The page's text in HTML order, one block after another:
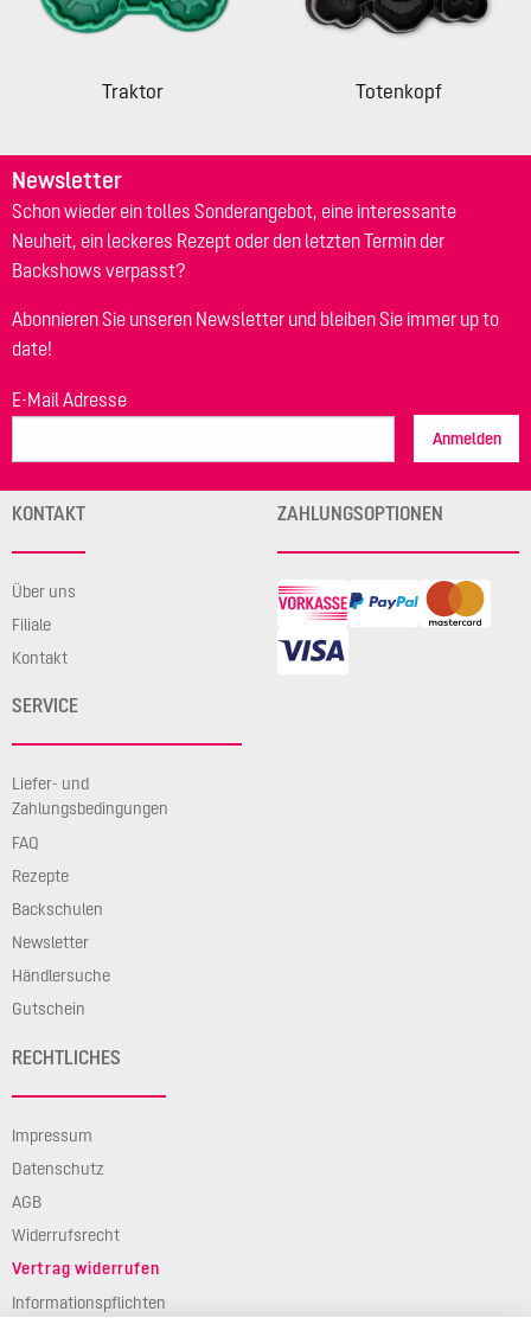
Traktor Totenkopf
Newsletter
Schon wieder ein tolles Sonderangebot, eine interessante
Neuheit, ein leckeres Rezept oder den letzten Termin der
Backshows verpasst?
Abonnieren Sie unseren Newsletter und bleiben Sie immer up to
date!
E-Mail Adresse
Anmelden
KONTAKT
Über uns
Filiale
Kontakt
SERVICE
Liefer- und
Zahlungsbedingungen
FAQ
Rezepte
Backschulen
Newsletter
Händlersuche
Gutschein
RECHTLICHES
Impressum
Datenschutz
AGB
Widerrufsrecht
Vertrag widerrufen
Informationspflichten
ZAHLUNGSOPTIONEN